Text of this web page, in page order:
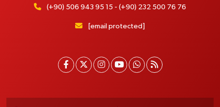
(+90) 506 943 95 15 - (+90) 232 500 76 76
[email protected]